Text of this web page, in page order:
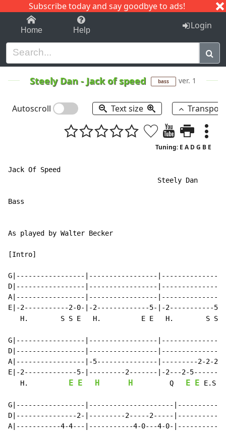
Subscribe today and say goodbye to ads!
1-9 C I J
Home Help Login
Steely Dan - Jack of speed bass ver. 1
Autoscroll Text size
Tuning: E A D G B E
Jack Of Speed
                                     Steely Dan
Bass
As played by Walter Becker
[Intro]
G|-----------------|-----------------
D|-----------------|-----------------
A|-----------------|-----------------|-----------------
E|-2-----------2-0-|-2-------------5-|-2-----------
H.        S S E   H.          E E   H.        S S
G|-----------------|-----------------
D|-----------------|-----------------
A|-----------------|-5---------------|---------2-2-2-
E|-2-------------5-|---------2-------|-2---2-
   H.
E E H H
         Q
E E E.S
G|-----------------|---------------------
D|---------------2-|---------2-----2-----
A|-----------4-4---|-----------4-0---4-0-|-----------